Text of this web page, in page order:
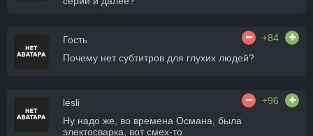
Гость
+84
Почему нет субтитров для глухих людей?
lesli
+96
Ну надо же, во времена Османа, была
электосварка, вот смех-то